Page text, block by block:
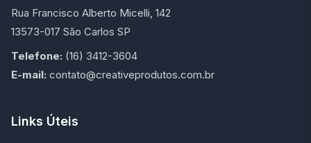
Rua Francisco Alberto Micelli, 142
13573-017 São Carlos SP
Telefone: (16) 3412-3604
E-mail: contato@creativeprodutos.com.br
Links Úteis